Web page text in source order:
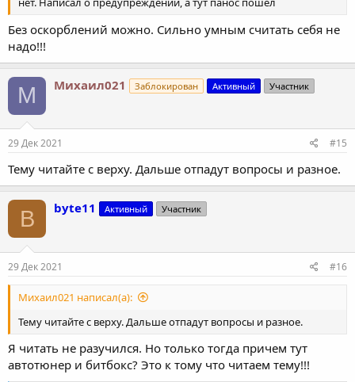
Без оскорблений можно. Сильно умным считать себя не
надо!!!
М Михаил021 Заблокирован Активный Участник
29 Дек 2021 #15
Тему читайте с верху. Дальше отпадут вопросы и разное.
B byte11 Активный Участник
29 Дек 2021 #16
Михаил021 написал(а):
Тему читайте с верху. Дальше отпадут вопросы и разное.
Я читать не разучился. Но только тогда причем тут
автотюнер и битбокс? Это к тому что читаем тему!!!